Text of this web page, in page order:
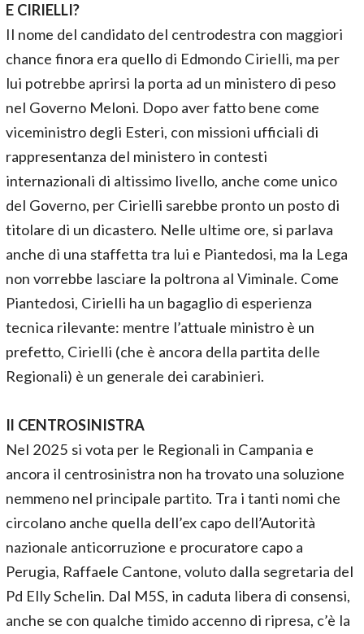
E CIRIELLI?
Il nome del candidato del centrodestra con maggiori
chance finora era quello di Edmondo Cirielli, ma per
lui potrebbe aprirsi la porta ad un ministero di peso
nel Governo Meloni. Dopo aver fatto bene come
viceministro degli Esteri, con missioni ufficiali di
rappresentanza del ministero in contesti
internazionali di altissimo livello, anche come unico
del Governo, per Cirielli sarebbe pronto un posto di
titolare di un dicastero. Nelle ultime ore, si parlava
anche di una staffetta tra lui e Piantedosi, ma la Lega
non vorrebbe lasciare la poltrona al Viminale. Come
Piantedosi, Cirielli ha un bagaglio di esperienza
tecnica rilevante: mentre l’attuale ministro è un
prefetto, Cirielli (che è ancora della partita delle
Regionali) è un generale dei carabinieri.
Il CENTROSINISTRA
Nel 2025 si vota per le Regionali in Campania e
ancora il centrosinistra non ha trovato una soluzione
nemmeno nel principale partito. Tra i tanti nomi che
circolano anche quella dell’ex capo dell’Autorità
nazionale anticorruzione e procuratore capo a
Perugia, Raffaele Cantone, voluto dalla segretaria del
Pd Elly Schelin. Dal M5S, in caduta libera di consensi,
anche se con qualche timido accenno di ripresa, c’è la